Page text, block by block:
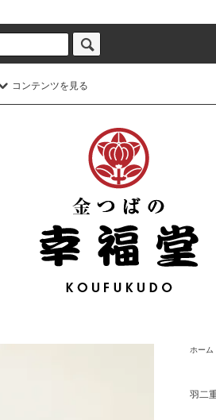
コンテンツを見る
ホーム
羽二